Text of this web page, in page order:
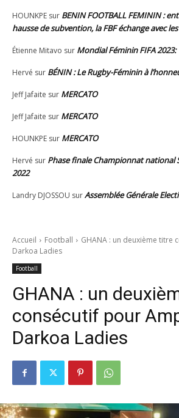
HOUNKPE sur BENIN FOOTBALL FEMININ :
hausse de subvention, la FBF échange avec
Étienne Mitavo sur Mondial Féminin FIFA 2023:
Hervé sur BÉNIN : Le Rugby-Féminin à
Jeff Jafaite sur MERCATO
Jeff Jafaite sur MERCATO
HOUNKPE sur MERCATO
Hervé sur Phase finale Championnat national
2022
Landry DJOSSOU surAssemblée Générale